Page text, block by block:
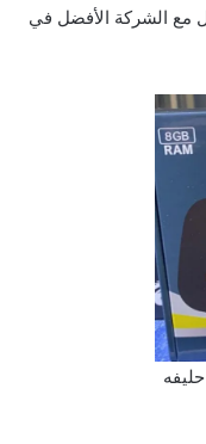
مع الشركة الأفضل في
حليفه